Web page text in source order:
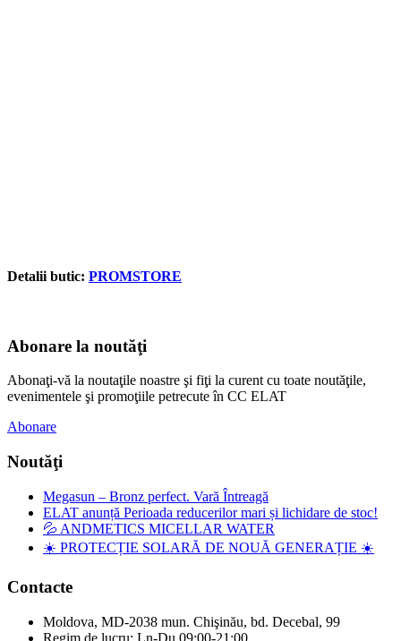
Detalii butic: PROMSTORE
Abonare la noutăţi
Abonaţi-vă la noutaţile noastre şi fiţi la curent cu toate noutăţile,
evenimentele şi promoţiile petrecute în CC ELAT
Abonare
Noutăţi
Megasun – Bronz perfect. Vară Întreagă
ELAT anunță Perioada reducerilor mari și lichidare de stoc!
💦 ANDMETICS MICELLAR WATER
☀️ PROTECȚIE SOLARĂ DE NOUĂ GENERAȚIE ☀️
Contacte
Moldova, MD-2038 mun. Chişinău, bd. Decebal, 99
Regim de lucru: Ln-Du 09:00-21:00